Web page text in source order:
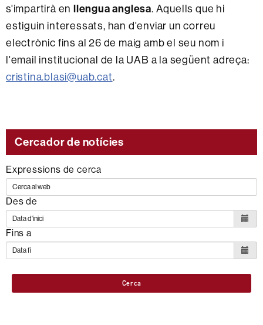
s'impartirà enllengua anglesa. Aquells que hi
estiguin interessats, han d'enviar un correu
electrònic fins al 26 de maig amb el seu nom i
l'email institucional de la UAB a la següent adreça:
cristina.blasi@uab.cat.
Cercador de notícies
Expressions de cerca
Des de
Fins a
Cerca